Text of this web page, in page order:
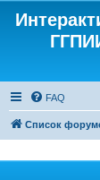
FAQ
Список